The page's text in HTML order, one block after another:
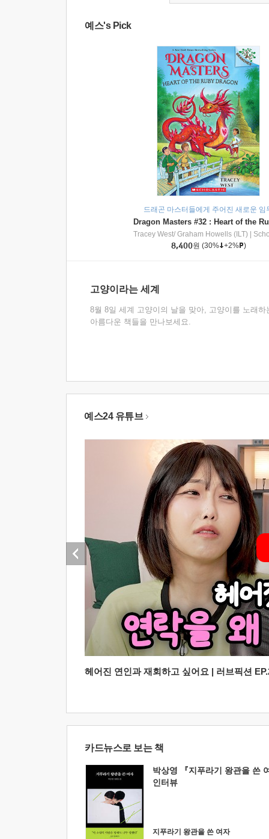
예스's Pick
드래곤 마스터들에게 주어진 새로운 임
Tracey West/ Graham Howells (ILT)
8,400원 (30% +2% )
고양이라는 세계
8월 8일 세계 고양이의 날을 맞아, 고양이를 노래하
아름다운 책들을 만나보세요.
예스24 유튜브
헤어진 연인과 재회하고 싶어요 | 러브픽션
카드뉴스로 보는 책
박상영 『지푸라기 왕관을 쓴
인터뷰
지푸라기 왕관을 쓴 여자